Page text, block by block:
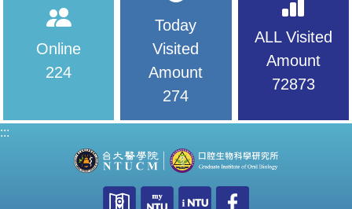
Online
224
Today
Visited
Amount
274
ALL Visited
Amount
72873
:::